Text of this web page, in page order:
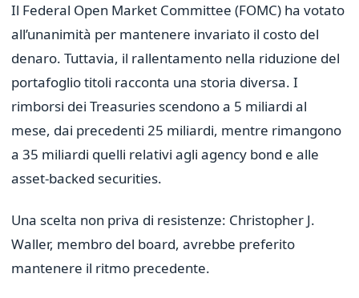
Il Federal Open Market Committee (FOMC) ha votato
all’unanimità per mantenere invariato il costo del
denaro. Tuttavia, il rallentamento nella riduzione del
portafoglio titoli racconta una storia diversa. I
rimborsi dei Treasuries scendono a 5 miliardi al
mese, dai precedenti 25 miliardi, mentre rimangono
a 35 miliardi quelli relativi agli agency bond e alle
asset-backed securities.
Una scelta non priva di resistenze: Christopher J.
Waller, membro del board, avrebbe preferito
mantenere il ritmo precedente.